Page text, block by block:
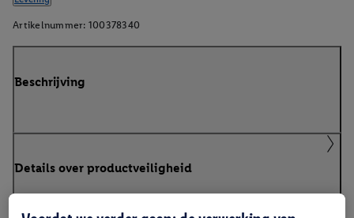
Artikelnummer: 100378340
Beschrijving
Details over productveiligheid